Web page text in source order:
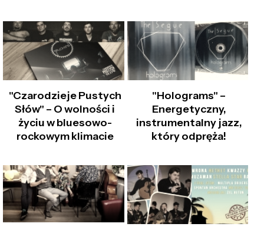
"Czarodzieje Pustych
Słów" – O wolności i
życiu w bluesowo-
rockowym klimacie
"Holograms" –
Energetyczny,
instrumentalny jazz,
który odpręża!